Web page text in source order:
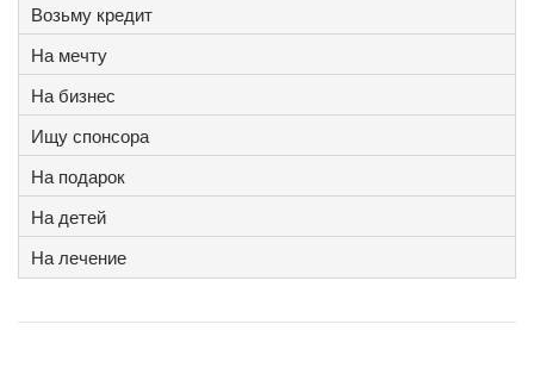
Возьму кредит
На мечту
На бизнес
Ищу спонсора
На подарок
На детей
На лечение